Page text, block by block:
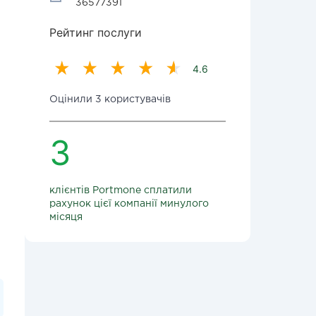
36577391
Рейтинг послуги
4.6
Оцінили 3 користувачів
3
клієнтів Portmone сплатили
рахунок цієї компанії минулого
місяця